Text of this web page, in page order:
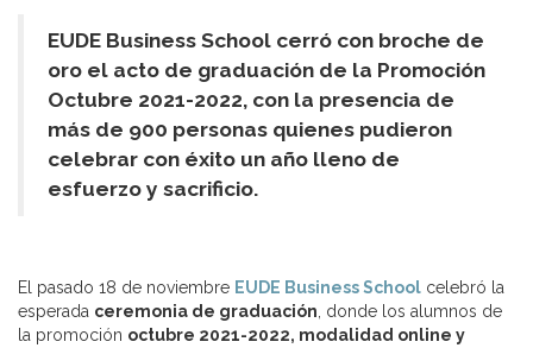
EUDE Business School cerró con broche de
oro el acto de graduación de la Promoción
Octubre 2021-2022, con la presencia de
más de 900 personas quienes pudieron
celebrar con éxito un año lleno de
esfuerzo y sacrificio.
El pasado 18 de noviembre EUDE Business School celebró la
esperada ceremonia de graduación , donde los alumnos de
la promoción octubre 2021-2022, modalidad online y